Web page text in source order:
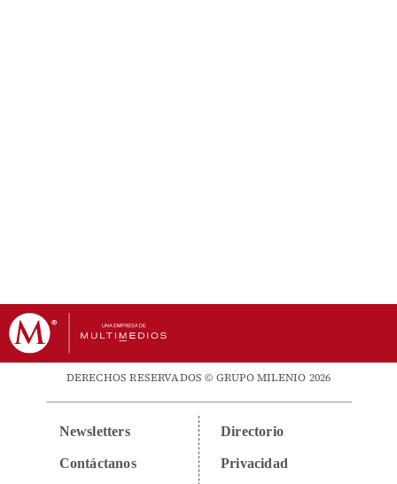
DERECHOS RESERVADOS © GRUPO MILENIO 2026
Newsletters
Contáctanos
Directorio
Privacidad